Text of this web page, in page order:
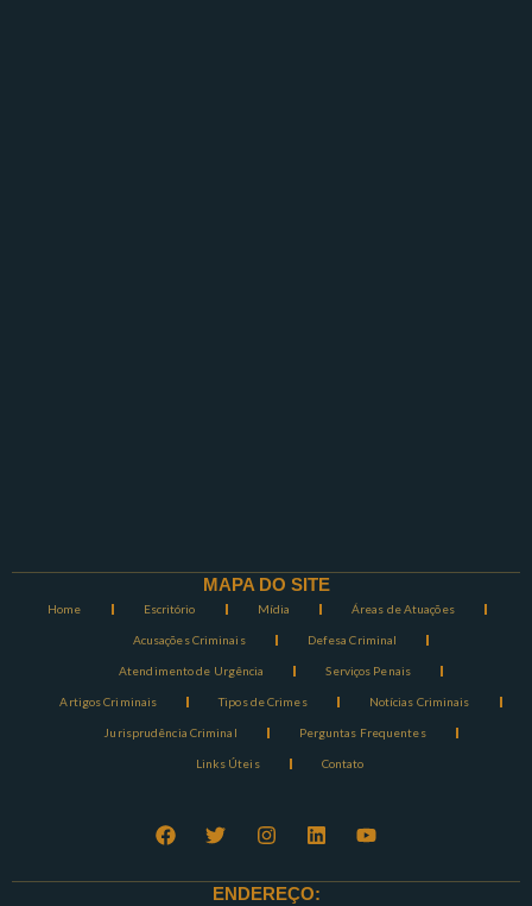
MAPA DO SITE
Home Escritório Mídia Áreas de Atuações
Acusações Criminais Defesa Criminal
Atendimento de Urgência Serviços Penais
Artigos Criminais Tipos de Crimes Notícias Criminais
Jurisprudência Criminal Perguntas Frequentes
Links Úteis Contato
ENDEREÇO: